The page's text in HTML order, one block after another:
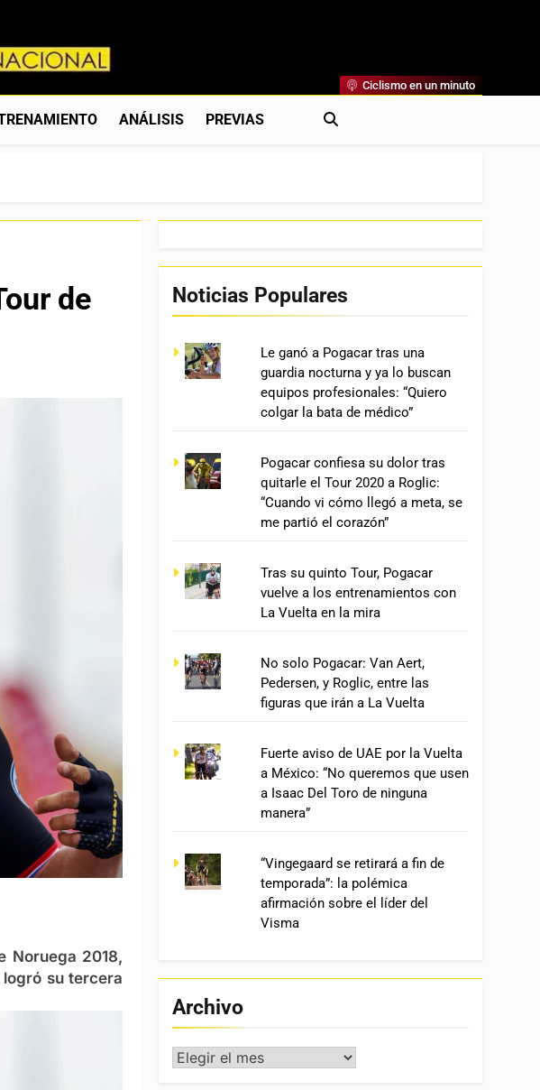
Análisis, Crónicas, Previas Y Más. La Web Ciclista De Referencia.
Ciclismo en un minuto
ANÁLISIS PREVIAS
de
Noruega 2018,
su tercera
Noticias Populares
Le ganó a Pogacar tras una
guardia nocturna y ya lo buscan
equipos profesionales: “Quiero
colgar la bata de médico”
Pogacar confiesa su dolor tras
quitarle el Tour 2020 a Roglic:
“Cuando vi cómo llegó a meta, se
me partió el corazón”
Tras su quinto Tour, Pogacar
vuelve a los entrenamientos con
La Vuelta en la mira
No solo Pogacar: Van Aert,
Pedersen, y Roglic, entre las
figuras que irán a La Vuelta
Fuerte aviso de UAE por la Vuelta
a México: “No queremos que usen
a Isaac Del Toro de ninguna
manera”
“Vingegaard se retirará a fin de
temporada”: la polémica
afirmación sobre el líder del
Visma
Archivo
Archivo